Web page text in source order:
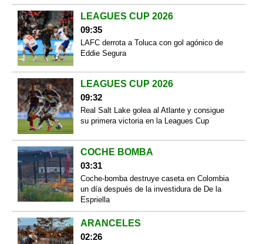
LEAGUES CUP 2026
09:35
LAFC derrota a Toluca con gol agónico de
Eddie Segura
LEAGUES CUP 2026
09:32
Real Salt Lake golea al Atlante y consigue
su primera victoria en la Leagues Cup
COCHE BOMBA
03:31
Coche-bomba destruye caseta en Colombia
un día después de la investidura de De la
Espriella
ARANCELES
02:26